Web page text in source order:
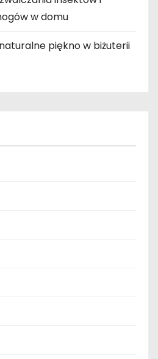
w domu
piękno w biżuterii